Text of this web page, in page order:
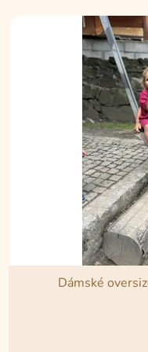
Dámské